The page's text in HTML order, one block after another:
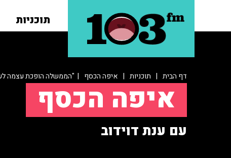
תוכניות
דף הבית | תוכניות | איפה הכסף | "הממשלה הופכת עצמה
איפה הכסף
עם ענת דוידוב